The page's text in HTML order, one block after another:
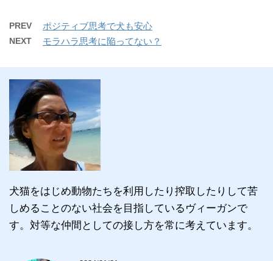
PREV ポジティブ思考で犬も安心
NEXT モラハラ思考に陥ってない？
犬猫をはじめ動物たちを利用したり搾取したりして苦
しめることのない社会を目指しているヴィーガンで
す。対等な仲間としての接し方を常に考えています。